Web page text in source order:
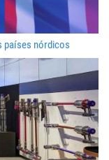
países nórdicos